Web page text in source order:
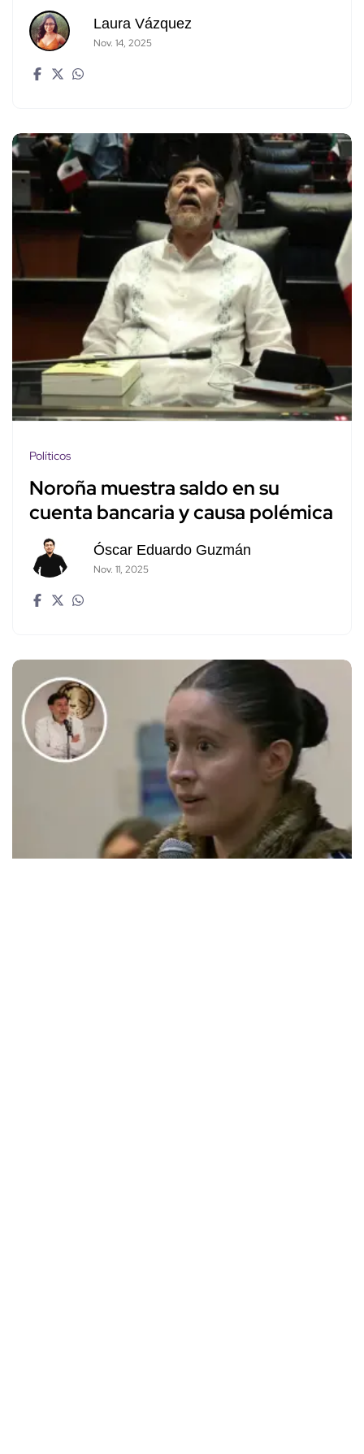
Laura Vázquez
Nov. 14, 2025
Políticos
Noroña muestra saldo en su
cuenta bancaria y causa polémica
Óscar Eduardo Guzmán
Nov. 11, 2025